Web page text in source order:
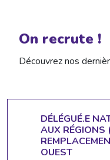
On recrute !
Découvrez nos
DÉLÉGUÉ.E
AUX RÉGIONS
OUEST